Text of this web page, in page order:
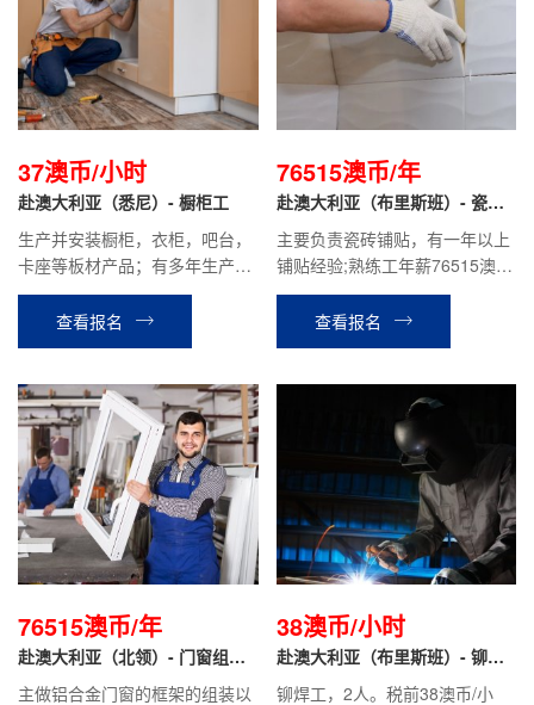
37澳币/小时
赴澳大利亚（悉尼）- 橱柜工
生产并安装橱柜，衣柜，吧台，
卡座等板材产品；有多年生产和
安装双方面经验，年度优秀员工
获得者优先。
查看报名
76515澳币/年
赴澳大利亚（布里斯班）- 瓷砖
主要负责瓷砖铺贴，有一年以上
铺贴经验;熟练工年薪76515澳币
（具体根据技能水平和工作经
查看报名
76515澳币/年
赴澳大利亚（北领）- 门窗组装
主做铝合金门窗的框架的组装以
38澳币/小时
赴澳大利亚（布里斯班）- 铆焊
铆焊工，2人。税前38澳币/小